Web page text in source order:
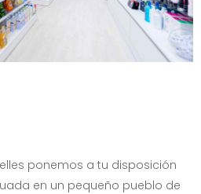
ponemos a tu disposición
en un pequeño pueblo de